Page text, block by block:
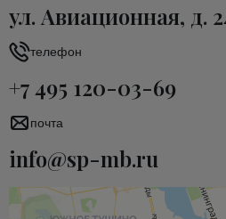
ул. Авиационная, д.
телефон
+7 495 120-03-69
почта
info@sp-mb.ru